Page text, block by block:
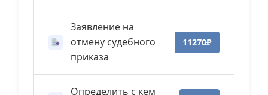
Заявление на
отмену судебного
приказа
11270₽
Определить с кем